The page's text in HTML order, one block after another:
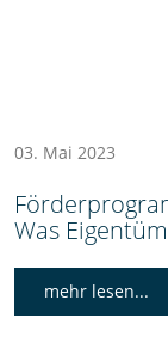
03. Mai 2023
Was
mehr lesen...